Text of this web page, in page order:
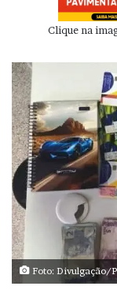
Clique na
Foto: Divulgação/